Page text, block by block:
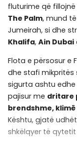
fluturime që
The Palm, mund
Jumeirah, si dhe
Khalifa, Ain Dubai
Flota e përsosur e
dhe stafi mikpritës
sigurta ashtu
pajisur me dritare
brendshme,
Kështu, gjatë
shkëlqyer të qytetit